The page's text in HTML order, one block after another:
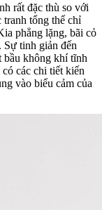
rất đặc thù so với
tranh tổng thể chỉ
phẳng lặng, bãi cỏ
Sự tinh giản đến
bầu không khí tĩnh
các chi tiết kiến
vào biểu cảm của